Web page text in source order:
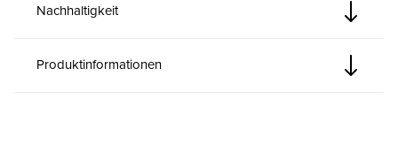
Nachhaltigkeit
Produktinformationen